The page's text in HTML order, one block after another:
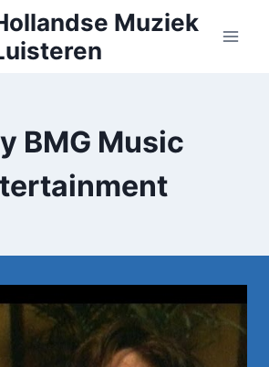
Muziek
BMG Music